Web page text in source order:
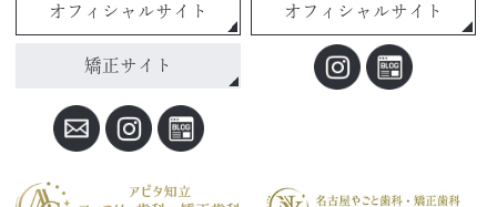
オフィシャルサイト
矯正サイト
オフィシャルサイト